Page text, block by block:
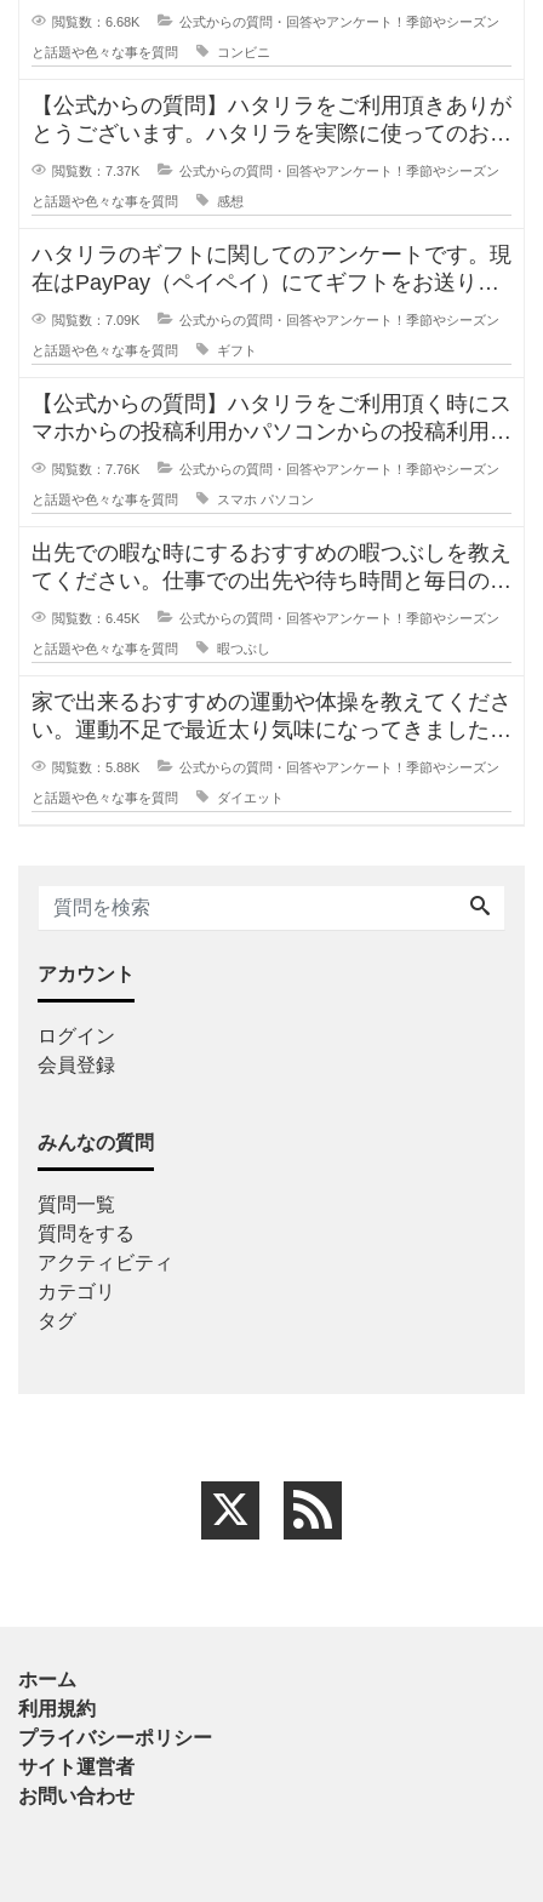
や飲み物を買う理由とおすすめをす
閲覧数：6.68K 公式からの質問・回答やアンケート！季節やシーズン
と話題や色々な事を質問 コンビニ
【公式からの質問】ハタリラをご利用頂きありが
とうございます。ハタリラを実際に使ってのおす
すめポイントや感想を教えてくださ
閲覧数：7.37K 公式からの質問・回答やアンケート！季節やシーズン
と話題や色々な事を質問 感想
ハタリラのギフトに関してのアンケートです。現
在はPayPay（ペイペイ）にてギフトをお送りし
ておりますが、PayPay（
閲覧数：7.09K 公式からの質問・回答やアンケート！季節やシーズン
と話題や色々な事を質問 ギフト
【公式からの質問】ハタリラをご利用頂く時にス
マホからの投稿利用かパソコンからの投稿利用に
関してお聞きします。スマホやPC
閲覧数：7.76K 公式からの質問・回答やアンケート！季節やシーズン
と話題や色々な事を質問 スマホ パソコン
出先での暇な時にするおすすめの暇つぶしを教え
てください。仕事での出先や待ち時間と毎日の空
き時間や暇な時間に皆さんは何をし
閲覧数：6.45K 公式からの質問・回答やアンケート！季節やシーズン
と話題や色々な事を質問 暇つぶし
家で出来るおすすめの運動や体操を教えてくださ
い。運動不足で最近太り気味になってきました。
簡単に出来るおすすめの運動でのダ
閲覧数：5.88K 公式からの質問・回答やアンケート！季節やシーズン
と話題や色々な事を質問 ダイエット
アカウント
ログイン
会員登録
みんなの質問
質問一覧
質問をする
アクティビティ
カテゴリ
タグ
ホーム
利用規約
プライバシーポリシー
サイト運営者
お問い合わせ